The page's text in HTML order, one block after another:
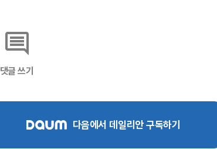
댓글 쓰기
다음에서 데일리안 구독하기